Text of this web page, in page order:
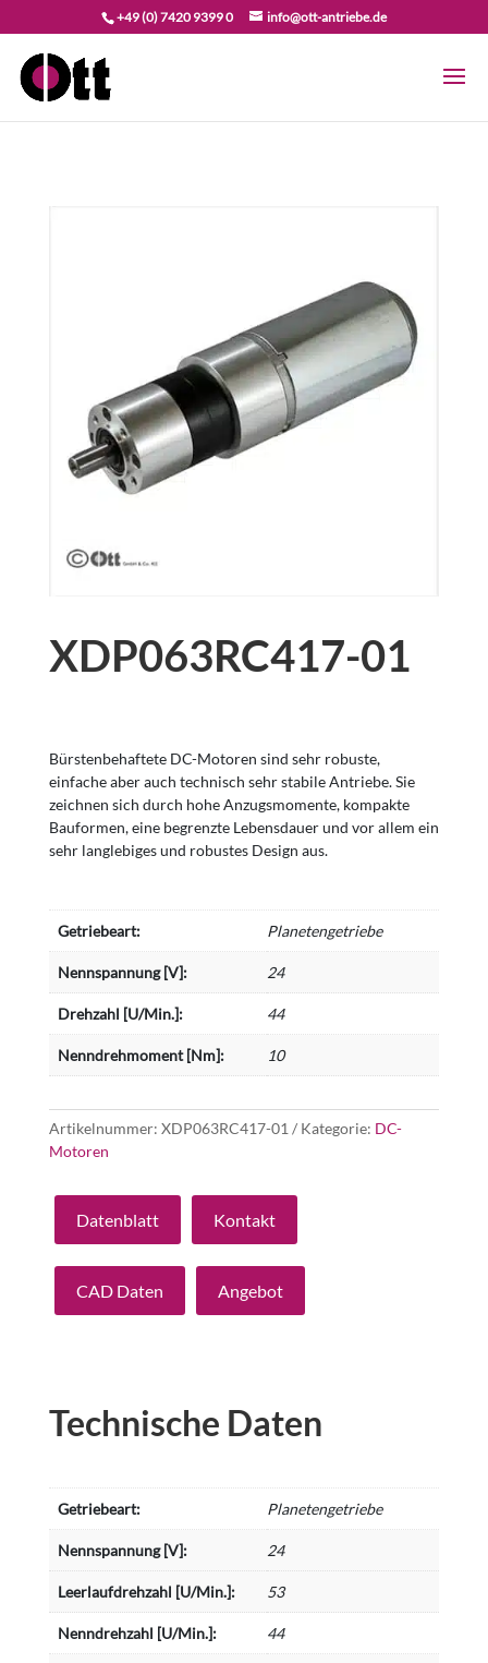
+49 (0) 7420 9399 0 info@ott-antriebe.de
XDP063RC417-01
Bürstenbehaftete DC-Motoren sind sehr robuste,
einfache aber auch technisch sehr stabile Antriebe. Sie
zeichnen sich durch hohe Anzugsmomente, kompakte
Bauformen, eine begrenzte Lebensdauer und vor allem ein
sehr langlebiges und robustes Design aus.
Getriebeart: Planetengetriebe
Nennspannung [V]: 24
Drehzahl [U/Min.]: 44
Nenndrehmoment [Nm]: 10
Artikelnummer: XDP063RC417-01 Kategorie: DC-
Motoren
Datenblatt Kontakt
CAD Daten Angebot
Technische Daten
Getriebeart: Planetengetriebe
Nennspannung [V]: 24
Leerlaufdrehzahl [U/Min.]: 53
Nenndrehzahl [U/Min.]: 44